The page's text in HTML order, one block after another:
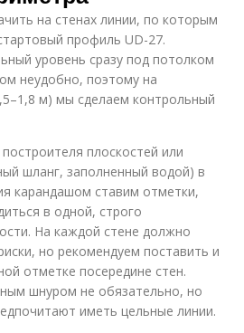
на стенах линии, по которым
профиль UD-27.
уровень сразу под потолком
неудобно, поэтому на
м) мы сделаем контрольный
плоскостей или
шланг, заполненный водой) в
карандашом ставим отметки,
в одной, строго
На каждой стене должно
но рекомендуем поставить и
отметке посередине стен.
шнуром не обязательно, но
иметь цельные линии.